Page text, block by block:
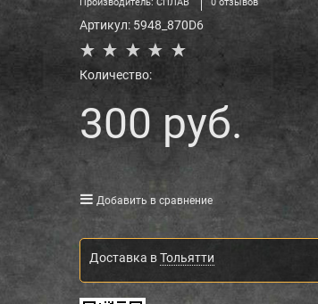
Артикул: 5948_870D6
Количество:
300 руб.
Добавить в сравнение
Доставка вТольятти